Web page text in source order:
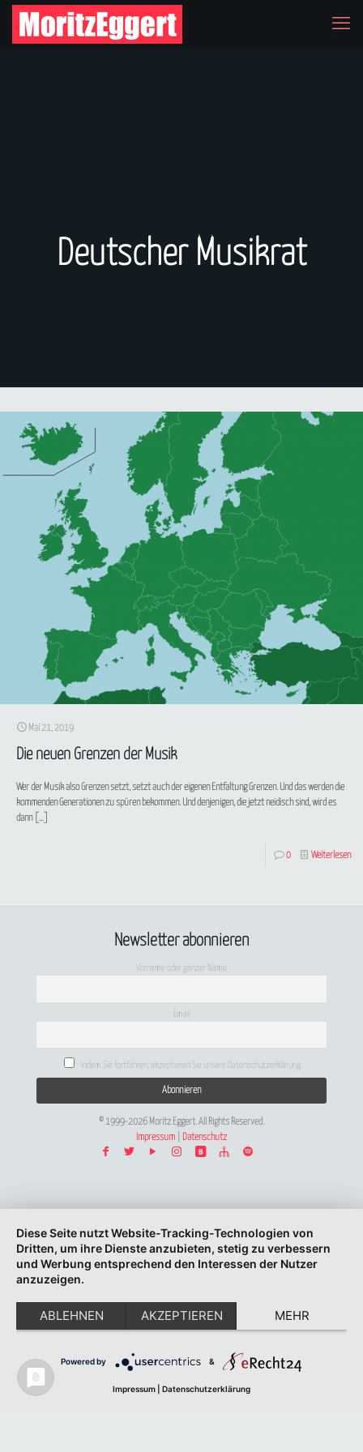
Deutscher Musikrat
Mai 21, 2019
Die neuen Grenzen der Musik
Wer der Musik also Grenzen setzt, setzt auch der eigenen Entfaltung Grenzen. Und das werden die
kommenden Generationen zu spüren bekommen. Und denjenigen, die jetzt neidisch sind, wird es
dann[…]
0 Weiterlesen
Newsletter abonnieren
Vorname oder ganzer Name
Email
Indem Sie fortfahren, akzeptieren Sie unsere Datenschutzerklärung.
© 1999-2026 Moritz Eggert. All Rights Reserved.
Impressum
Datenschutz
Diese Seite nutzt Website-Tracking-Technologien von
Dritten, um ihre Dienste anzubieten, stetig zu verbessern
und Werbung entsprechend den Interessen der Nutzer
anzuzeigen.
ABLEHNEN AKZEPTIEREN MEHR
Powered by &
Impressum Datenschutzerklärung